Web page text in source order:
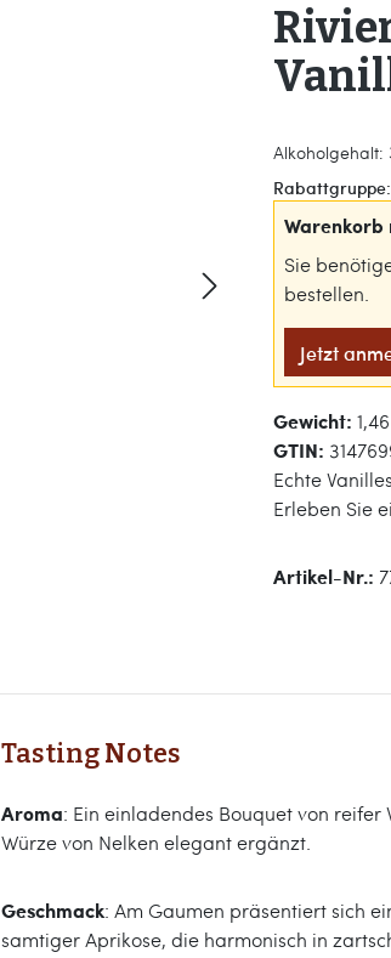
Alkoholgehalt:
Rabattgruppe:
Sie
bestellen.
Jetzt
Gewicht:
GTIN:
Echte
Erleben Sie
Artikel-Nr.:
Tasting Notes
Aroma: Ein einladendes Bouquet von
Würze von Nelken elegant ergänzt.
Geschmack: Am Gaumen präsentiert sich
samtiger Aprikose, die harmonisch in